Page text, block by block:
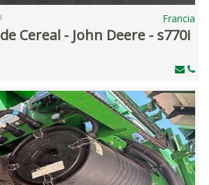
Francia
Cereal - John Deere - s770i